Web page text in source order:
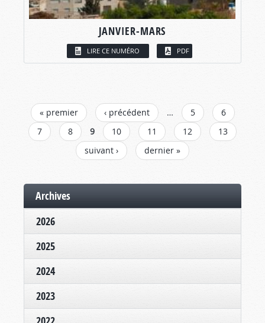
JANVIER-MARS
LIRE CE NUMÉRO PDF
PAGES
« premier ‹ précédent … 5
6
7
8 9 10 11 12
13
suivant ›
dernier »
Archives
2026
2025
2024
2023